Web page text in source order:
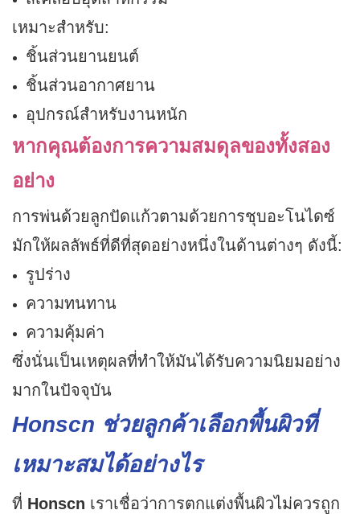
เหมาะสำหรับ:
ชิ้นส่วนยานยนต์
ชิ้นส่วนอากาศยาน
อุปกรณ์สำหรับงานหนัก
หากคุณต้องการความสมดุลของทั้งสอง
อย่าง
การพ่นด้วยลูกปัดแก้วตามด้วยการชุบอะโนไดซ์
มักให้ผลลัพธ์ที่ดีที่สุดอย่างหนึ่งในด้านต่างๆ ดังนี้:
รูปร่าง
ความทนทาน
ความคุ้มค่า
ซึ่งนั่นเป็นเหตุผลที่ทำให้มันได้รับความนิยมอย่าง
มากในปัจจุบัน
Honscn ช่วยลูกค้าเลือกพื้นผิวที่
เหมาะสมได้อย่างไร
ที่ Honscn เราเชื่อว่าการตกแต่งพื้นผิวไม่ควรถูก